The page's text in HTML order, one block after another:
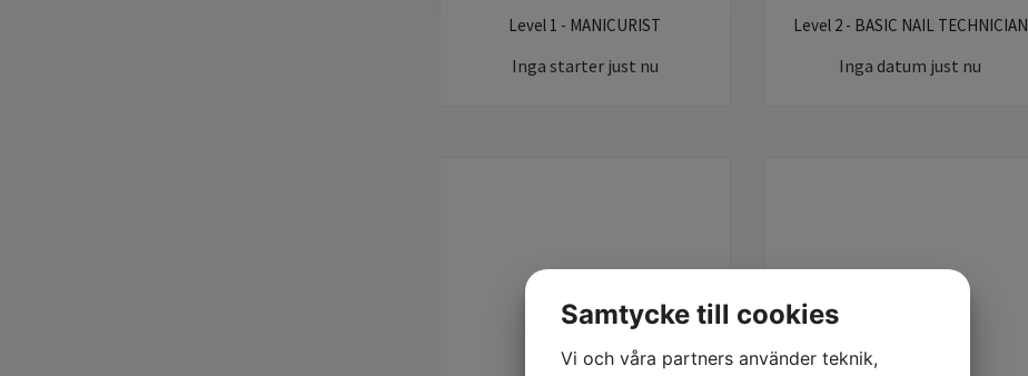
Level 1 - MANICURIST
Inga starter just nu
Level 2 - BASIC NAIL TECHNICIAN
Inga datum just nu
Samtycke till cookies
Vi och våra partners använder teknik,